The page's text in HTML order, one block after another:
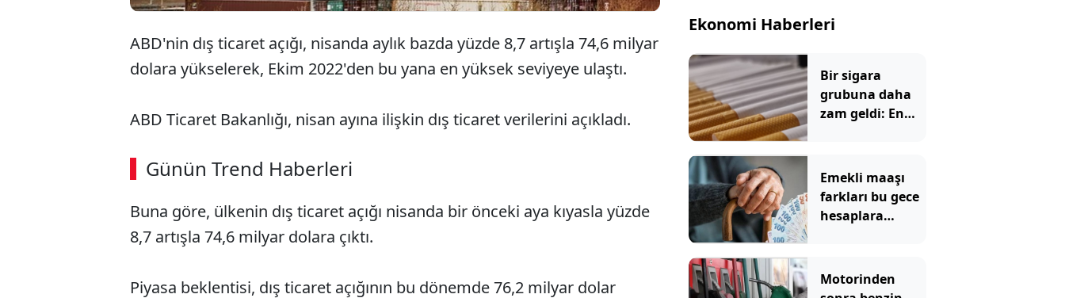
ABD'nin dış ticaret açığı, nisanda aylık bazda yüzde 8,7 artışla 74,6 milyar
dolara yükselerek, Ekim 2022'den bu yana en yüksek seviyeye ulaştı.
ABD Ticaret Bakanlığı, nisan ayına ilişkin dış ticaret verilerini açıkladı.
Günün Trend Haberleri
Buna göre, ülkenin dış ticaret açığı nisanda bir önceki aya kıyasla yüzde
8,7 artışla 74,6 milyar dolara çıktı.
Piyasa beklentisi, dış ticaret açığının bu dönemde 76,2 milyar dolar
Ekonomi Haberleri
Bir sigara
grubuna daha
zam geldi: En
Emekli maaşı
farkları bu gece
hesaplara
Motorinden